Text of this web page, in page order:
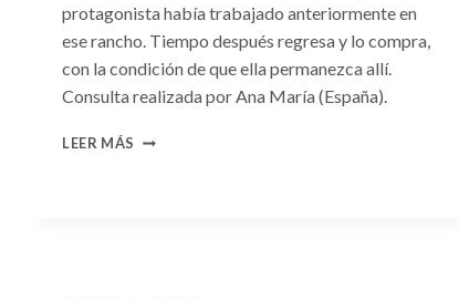
protagonista había trabajado anteriormente en
ese rancho. Tiempo después regresa y lo compra,
con la condición de que ella permanezca allí.
Consulta realizada por Ana María (España).
LEER MÁS CONSULTA